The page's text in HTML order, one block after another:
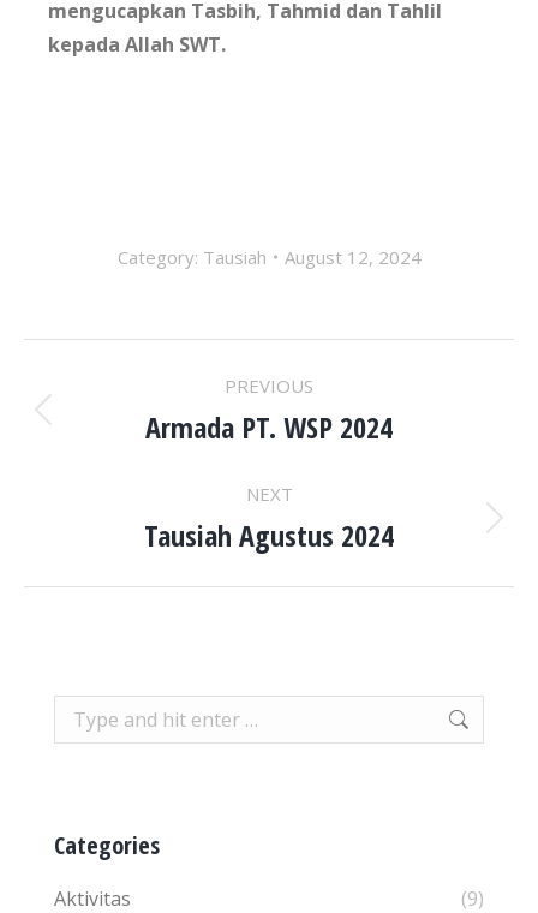
mengucapkan Tasbih, Tahmid dan Tahlil
kepada Allah SWT.
Category: Tausiah August 12, 2024
ALBUM
NAVIGATION
PREVIOUS
Previous
Armada PT. WSP 2024
NEXT
Next
Tausiah Agustus 2024
Search:
Categories
Aktivitas
(9)